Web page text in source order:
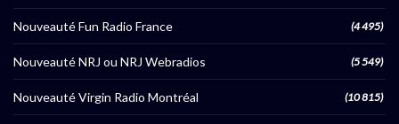
Nouveauté Fun Radio France (4 495)
Nouveauté NRJ ou NRJ Webradios (5 549)
Nouveauté Virgin Radio Montréal (10 815)